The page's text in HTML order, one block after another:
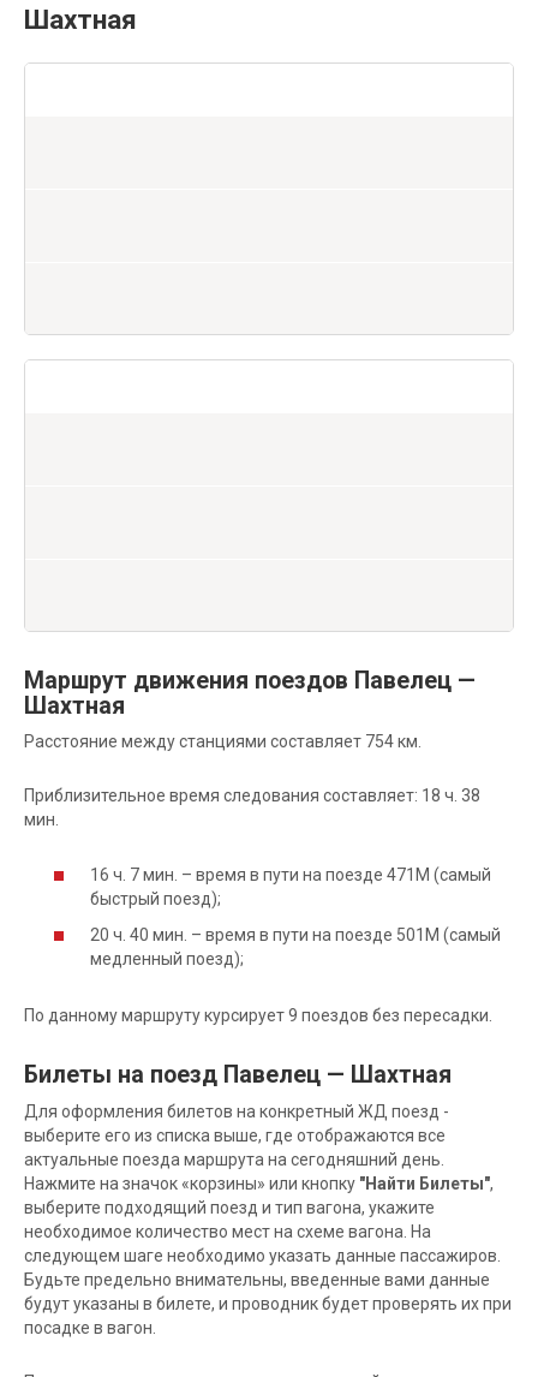
Шахтная
Маршрут движения поездов Павелец —
Шахтная
Расстояние между станциями составляет 754 км.
Приблизительное время следования составляет: 18 ч. 38
мин.
16 ч. 7 мин. – время в пути на поезде 471М (самый
быстрый поезд);
20 ч. 40 мин. – время в пути на поезде 501М (самый
медленный поезд);
По данному маршруту курсирует 9 поездов без пересадки.
Билеты на поезд Павелец — Шахтная
Для оформления билетов на конкретный ЖД поезд -
выберите его из списка выше, где отображаются все
актуальные поезда маршрута на сегодняшний день.
Нажмите на значок «корзины» или кнопку "Найти Билеты",
выберите подходящий поезд и тип вагона, укажите
необходимое количество мест на схеме вагона. На
следующем шаге необходимо указать данные пассажиров.
Будьте предельно внимательны, введенные вами данные
будут указаны в билете, и проводник будет проверять их при
посадке в вагон.